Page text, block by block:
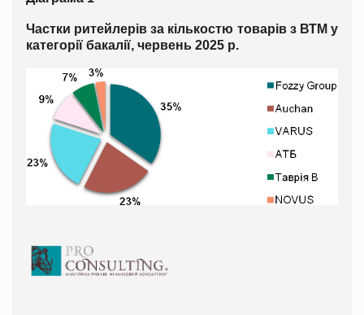
Частки ритейлерів за кількостю товарів з ВТМ у
категорії бакалії, червень 2025 р.